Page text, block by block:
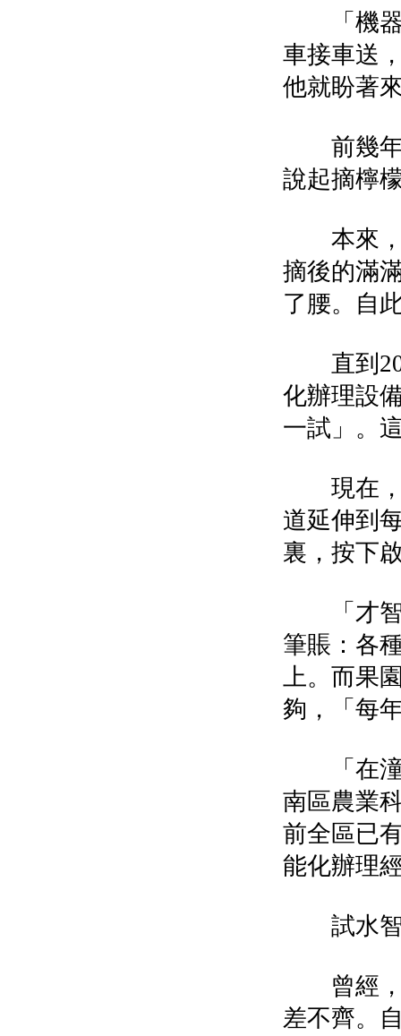
「機器
車接車送
他就盼著
前幾年
說起摘檸
本來，
摘後的滿
了腰。自
直到
化辦理設
一試」。
現在，
道延伸到
裏，按下
「才智
筆賬：各
上。而果
夠，「每
「在潼
南區農業
前全區已
能化辦理
試水智
曾經，
差不齊。